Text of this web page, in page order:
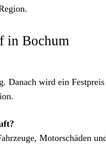
in Bochum
wird ein Festpreis
Motorschäden